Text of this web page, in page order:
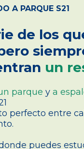
A PARQUE S21
de los
un
parque y a
perfecto entre
puedes